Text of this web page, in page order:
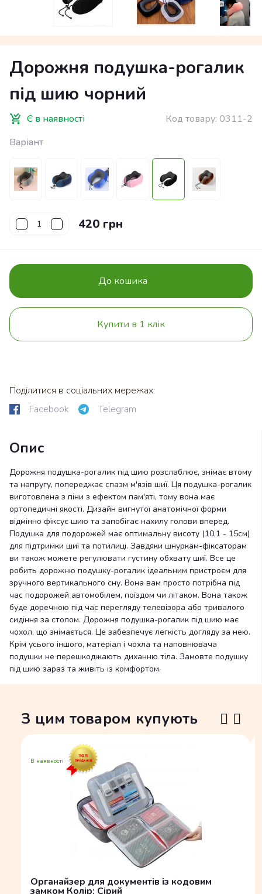
Дорожня подушка-рогалик
під шию чорний
Є в наявності Код товару: 0311-2
Варіант
420 грн
До кошика
Купити в 1 клік
Поділитися в соціальних мережах:
Facebook
Telegram
Опис
Дорожня подушка-рогалик під шию розслаблює, знімає втому
та напругу, попереджає спазм м'язів шиї. Ця подушка-рогалик
виготовлена ​​з піни з ефектом пам'яті, тому вона має
ортопедичні якості. Дизайн вигнутої анатомічної форми
відмінно фіксує шию та запобігає нахилу голови вперед.
Подушка для подорожей має оптимальну висоту (10,1 - 15см)
для підтримки шиї та потилиці. Завдяки шнуркам-фіксаторам
ви також можете регулювати густину обхвату шиї. Все це
робить дорожню подушку-рогалик ідеальним пристроєм для
зручного вертикального сну. Вона вам просто потрібна під
час подорожей автомобілем, поїздом чи літаком. Вона також
буде доречною під час перегляду телевізора або тривалого
сидіння за столом. Дорожня подушка-рогалик під шию має
чохол, що знімається. Це забезпечує легкість догляду за нею.
Крім усього іншого, матеріал і чохла та наповнювача
подушки не перешкоджають диханню тіла. Замовте подушку
під шию зараз та живіть із комфортом.
З цим товаром купують
В наявності
Органайзер для документів із кодовим
замком Колір: Сірий